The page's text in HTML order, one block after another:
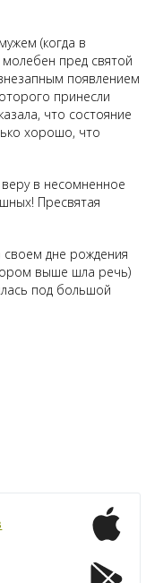
(когда в
пред святой
появлением
принесли
что состояние
хорошо, что
в несомненное
Пресвятая
дне рождения
выше шла речь)
под большой